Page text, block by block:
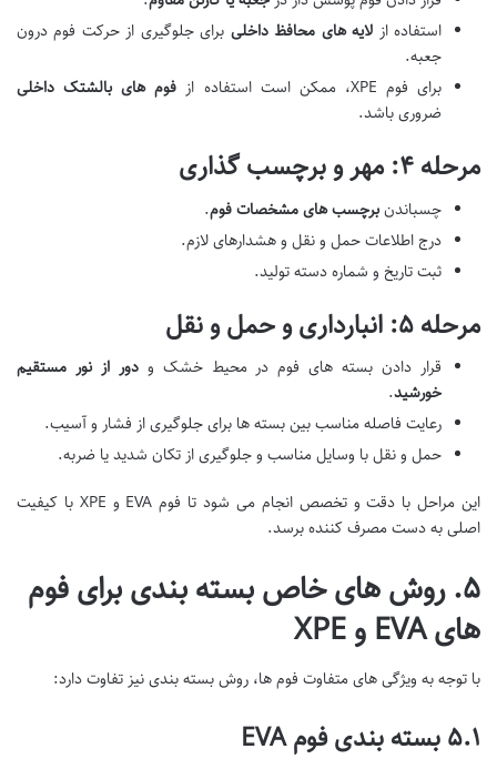
استفاده از لایه های محافظ داخلی برای جلوگیری از حرکت فوم درون
جعبه.
برای فوم XPE، ممکن است استفاده از
فوم های بالشتک داخلی
ضروری باشد.
مرحله ۴: مهر و برچسب گذاری
چسباندنبرچسب های مشخصات فوم.
درج اطلاعات حمل و نقل و هشدارهای لازم.
ثبت تاریخ و شماره دسته تولید.
مرحله ۵: انبارداری و حمل و نقل
قرار دادن بسته های فوم در محیط خشک ودور از نور مستقیم
خورشید.
رعایت فاصله مناسب بین بسته ها برای جلوگیری از فشار و آسیب.
حمل و نقل با وسایل مناسب و جلوگیری از تکان شدید یا ضربه.
این مراحل با دقت و تخصص انجام می شود تا فوم EVA و XPE با کیفیت
اصلی به دست مصرف کننده برسد.
۵. روش های خاص بسته بندی برای فوم
های EVA و XPE
با توجه به ویژگی های متفاوت فوم ها، روش بسته بندی نیز تفاوت دارد:
۵.۱ بسته بندی فوم EVA